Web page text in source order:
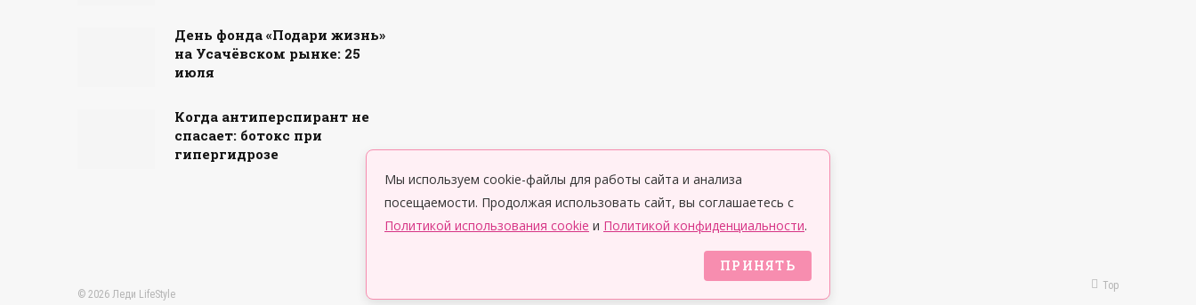
День фонда «Подари жизнь»
на Усачёвском рынке: 25
июля
Когда антиперспирант не
спасает: ботокс при
гипергидрозе
© 2026 Леди LifeStyle
Top
Мы используем cookie-файлы для работы сайта и анализа
посещаемости. Продолжая использовать сайт, вы соглашаетесь с
Политикой использования cookie и Политикой конфиденциальности.
ПРИНЯТЬ